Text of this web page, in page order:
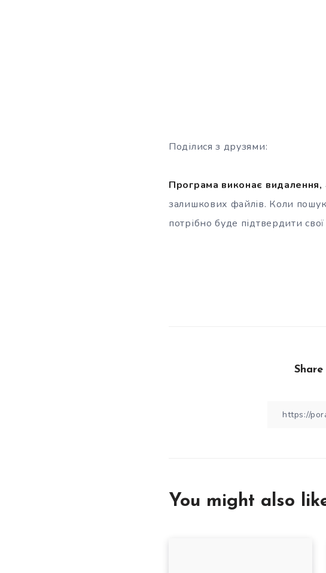
Поділися з друзями:
Програма виконає видалення,
залишкових файлів. Коли
потрібно буде підтвердити
You might also